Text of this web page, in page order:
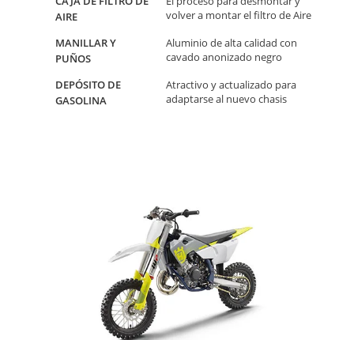
AIRE
volver a montar el filtro de Aire
MANILLAR Y
PUÑOS
Aluminio de alta calidad con
cavado anonizado negro
DEPÓSITO DE
GASOLINA
Atractivo y actualizado para
adaptarse al nuevo chasis